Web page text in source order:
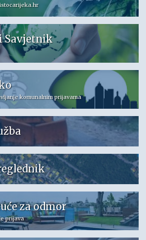
Savjetnik
komunalnim prijavama
za odmor
prijava